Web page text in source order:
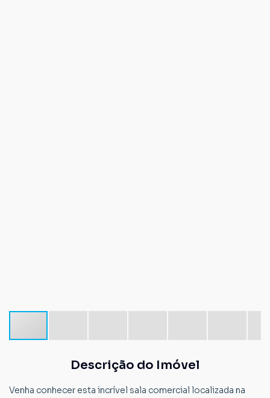
Descrição do Imóvel
Venha conhecer esta incrível sala comercial localizada na